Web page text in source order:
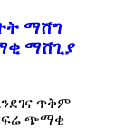
ማሸግ
ማሸጊያ
ጥቅም
ጭማቂ